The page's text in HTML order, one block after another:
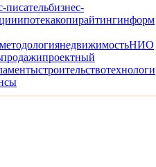
писательбизнес-
ипотекакопирайтингинформ
методологиянедвижимостьНИО
продажипроектный
строительствотехнологи